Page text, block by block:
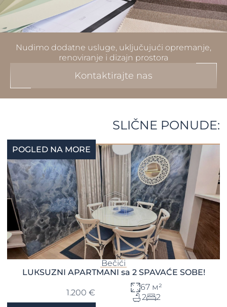
Nudimo dodatne usluge, uključujući opremanje,
renoviranje i dizajn prostora
Kontaktirajte nas
SLIČNE PONUDE:
POGLED NA MORE
Bečići
LUКSUZNI APARTMANI sa 2 SPAVAĆE SOBE!
1.200 €
67 м²
2
2